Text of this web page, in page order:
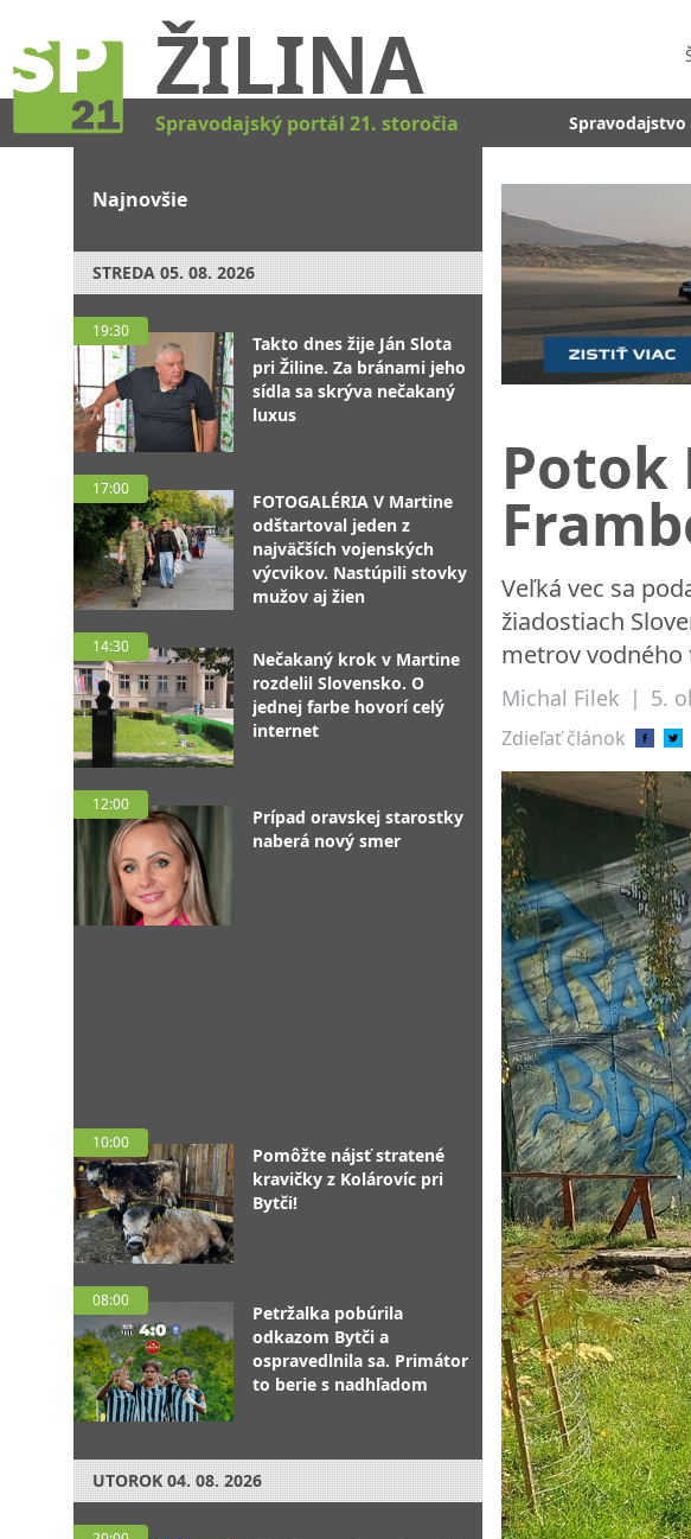
ŽILINA
Spravodajský portál 21. storočia Spravodajstvo
Najnovšie
STREDA 05. 08. 2026
19:30
Takto dnes žije Ján Slota
pri Žiline. Za bránami jeho
sídla sa skrýva nečakaný
luxus
17:00
FOTOGALÉRIA V Martine
odštartoval jeden z
najväčších vojenských
výcvikov. Nastúpili stovky
mužov aj žien
14:30
Nečakaný krok v Martine
rozdelil Slovensko. O
jednej farbe hovorí celý
internet
12:00
Prípad oravskej starostky
naberá nový smer
10:00
Pomôžte nájsť stratené
kravičky z Kolárovíc pri
Bytči!
08:00
Petržalka pobúrila
odkazom Bytči a
ospravedlnila sa. Primátor
to berie s nadhľadom
UTOROK 04. 08. 2026
Potok
Veľká vec sa
žiadostiach
metrov vodného
Michal Filek | 5.
Zdieľať článok